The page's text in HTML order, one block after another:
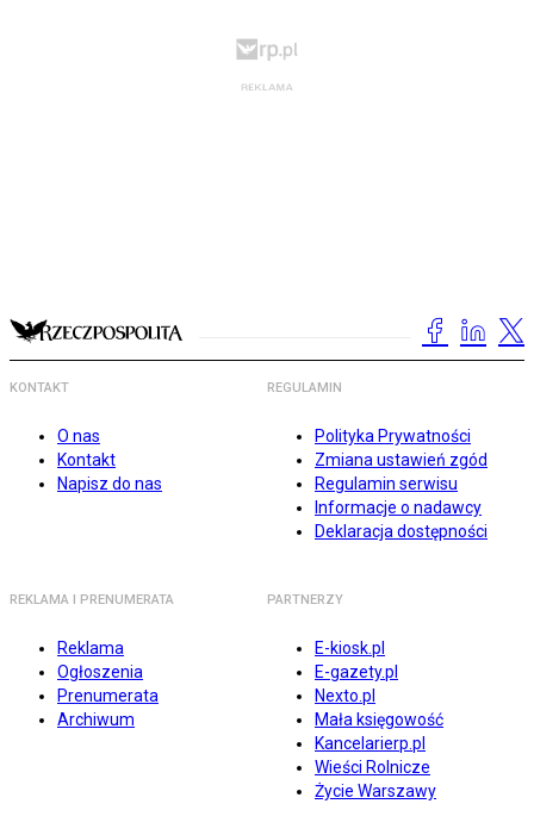
KONTAKT
O nas
Kontakt
Napisz do nas
REGULAMIN
Polityka Prywatności
Zmiana ustawień zgód
Regulamin serwisu
Informacje o nadawcy
Deklaracja dostępności
REKLAMA I PRENUMERATA
Reklama
Ogłoszenia
Prenumerata
Archiwum
PARTNERZY
E-kiosk.pl
E-gazety.pl
Nexto.pl
Mała księgowość
Kancelarierp.pl
Wieści Rolnicze
Życie Warszawy